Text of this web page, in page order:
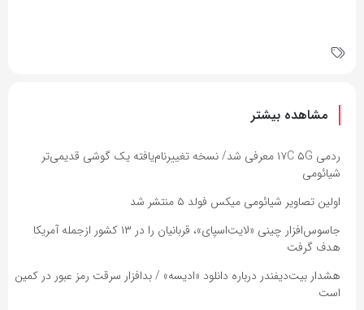
مشاهده بیشتر
ردمی ۱۷C ۵G معرفی شد/ نسخه تغییرنام‌یافته یک گوشی قدیمی‌تر
شیائومی
اولین تصاویر شیائومی میکس فولد ۵ منتشر شد
جاسوس‌افزار چینی «لایت‌اسپای»، قربانیان را در ۱۳ کشور ازجمله آمریکا
هدف گرفت
هشدار بیت‌دیفندر درباره دانلود «ادیسه» / بدافزار سرقت رمز عبور در کمین
است